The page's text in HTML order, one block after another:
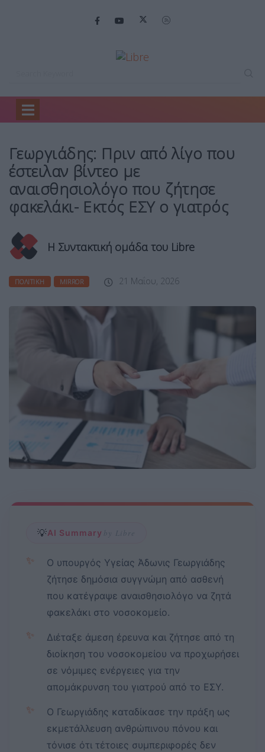
Home
Γεωργιάδης: Πριν από λίγο που
έστειλαν βίντεο με
αναισθησιολόγο που ζήτησε
φακελάκι- Εκτός ΕΣΥ ο γιατρός
Η Συντακτική ομάδα του Libre
ΠΟΛΙΤΙΚΉ MIRROR 21 Μαΐου, 2026
💡AI Summary by Libre
✨
Ο υπουργός Υγείας Άδωνις Γεωργιάδης
ζήτησε δημόσια συγγνώμη από ασθενή
που κατέγραψε αναισθησιολόγο να ζητά
φακελάκι στο νοσοκομείο.
✨
Διέταξε άμεση έρευνα και ζήτησε από τη
διοίκηση του νοσοκομείου να προχωρήσει
σε νόμιμες ενέργειες για την
απομάκρυνση του γιατρού από το ΕΣΥ.
✨
Ο Γεωργιάδης καταδίκασε την πράξη ως
εκμετάλλευση ανθρώπινου πόνου και
τόνισε ότι τέτοιες συμπεριφορές δεν